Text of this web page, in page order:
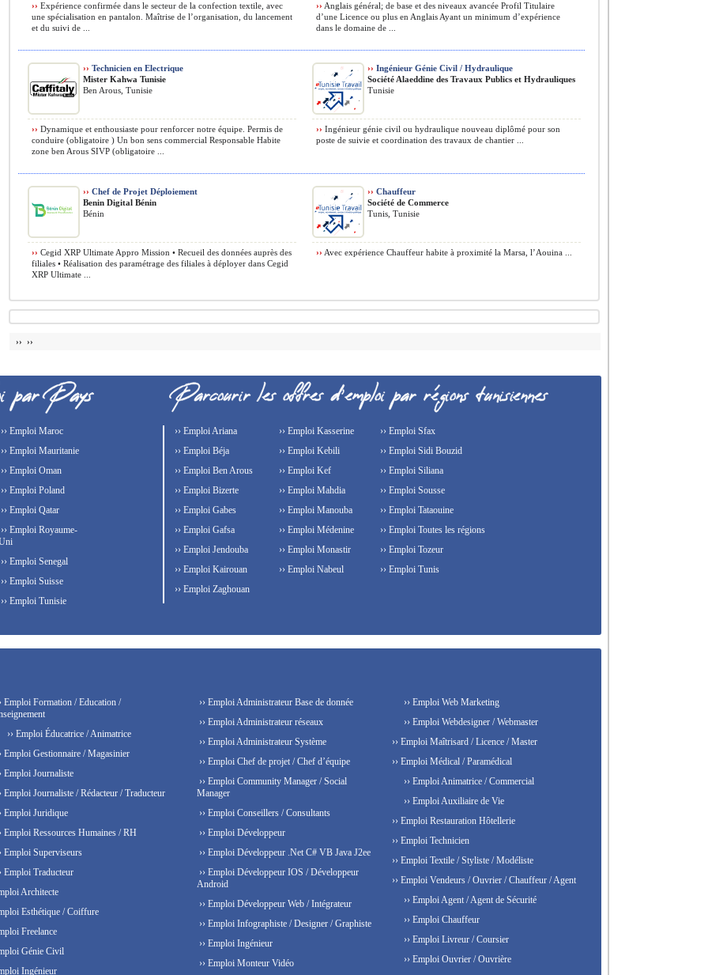
›› Expérience confirmée dans le secteur de la confection textile, avec
une spécialisation en pantalon. Maîtrise de l’organisation, du lancement
et du suivi de ...
›› Anglais général; de base et des niveaux avancée Profil Titulaire
d’une Licence ou plus en Anglais Ayant un minimum d’expérience
dans le domaine de ...
›› Technicien en Electrique
Mister Kahwa Tunisie
Ben Arous, Tunisie
›› Dynamique et enthousiaste pour renforcer notre équipe. Permis de
conduire (obligatoire ) Un bon sens commercial Responsable Habite
zone ben Arous SIVP (obligatoire ...
›› Ingénieur Génie Civil / Hydraulique
Société Alaeddine des Travaux Publics et Hydrauliques
Tunisie
›› Ingénieur génie civil ou hydraulique nouveau diplômé pour son
poste de suivie et coordination des travaux de chantier ...
›› Chef de Projet Déploiement
Benin Digital Bénin
Bénin
›› Cegid XRP Ultimate Appro Mission • Recueil des données auprès des
filiales • Réalisation des paramétrage des filiales à déployer dans Cegid
XRP Ultimate ...
›› Chauffeur
Société de Commerce
Tunis, Tunisie
›› Avec expérience Chauffeur habite à proximité la Marsa, l’Aouina ...
›› ››
›› Emploi Maroc
›› Emploi Mauritanie
›› Emploi Oman
›› Emploi Poland
›› Emploi Qatar
›› Emploi Royaume-
›› Emploi Senegal
›› Emploi Suisse
›› Emploi Tunisie
›› Emploi Ariana
›› Emploi Béja
›› Emploi Ben Arous
›› Emploi Bizerte
›› Emploi Gabes
›› Emploi Gafsa
›› Emploi Jendouba
›› Emploi Kairouan
›› Emploi Kasserine
›› Emploi Kebili
›› Emploi Kef
›› Emploi Mahdia
›› Emploi Manouba
›› Emploi Médenine
›› Emploi Monastir
›› Emploi Nabeul
›› Emploi Sfax
›› Emploi Sidi Bouzid
›› Emploi Siliana
›› Emploi Sousse
›› Emploi Tataouine
›› Emploi Toutes les régions
›› Emploi Tozeur
›› Emploi Tunis
›› Emploi Zaghouan
Emploi Formation / Education /
›› Emploi Éducatrice / Animatrice
Emploi Gestionnaire / Magasinier
Emploi Journaliste
Emploi Journaliste / Rédacteur / Traducteur
Emploi Juridique
Emploi Ressources Humaines / RH
Emploi Superviseurs
Emploi Traducteur
Architecte
Esthétique / Coiffure
Freelance
Génie Civil
Ingénieur
›› Emploi Administrateur Base de donnée
›› Emploi Administrateur réseaux
›› Emploi Administrateur Système
›› Emploi Chef de projet / Chef d’équipe
›› Emploi Community Manager / Social
Manager
›› Emploi Conseillers / Consultants
›› Emploi Développeur
›› Emploi Développeur .Net C# VB Java J2ee
›› Emploi Développeur IOS / Développeur
Android
›› Emploi Développeur Web / Intégrateur
›› Emploi Infographiste / Designer / Graphiste
›› Emploi Ingénieur
›› Emploi Monteur Vidéo
›› Emploi Web Marketing
›› Emploi Webdesigner / Webmaster
›› Emploi Maîtrisard / Licence / Master
›› Emploi Médical / Paramédical
›› Emploi Animatrice / Commercial
›› Emploi Auxiliaire de Vie
›› Emploi Restauration Hôtellerie
›› Emploi Technicien
›› Emploi Textile / Styliste / Modéliste
›› Emploi Vendeurs / Ouvrier / Chauffeur / Agent
›› Emploi Agent / Agent de Sécurité
›› Emploi Chauffeur
›› Emploi Livreur / Coursier
›› Emploi Ouvrier / Ouvrière